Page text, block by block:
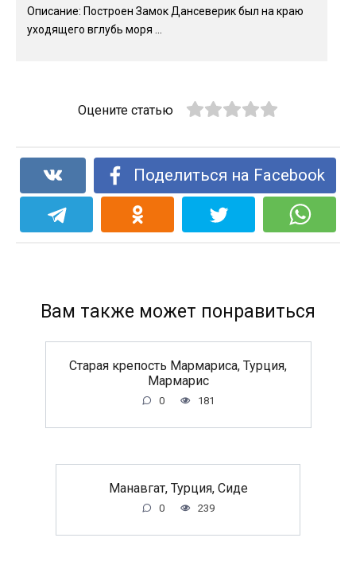
Описание: Построен Замок Дансеверик был на краю
уходящего вглубь моря ...
Оцените статью
Поделиться на Facebook
Вам также может понравиться
Старая крепость Мармариса, Турция,
Мармарис
0 181
Манавгат, Турция, Сиде
0 239